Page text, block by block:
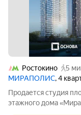
Ростокино
5
МИРАПОЛИС, 4
Продается студия
этажного дома